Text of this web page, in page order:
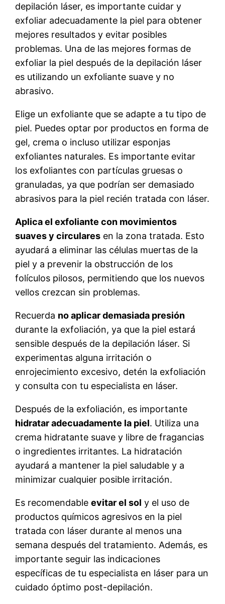
depilación láser, es importante cuidar y
exfoliar adecuadamente la piel para obtener
mejores resultados y evitar posibles
problemas. Una de las mejores formas de
exfoliar la piel después de la depilación láser
es utilizando un exfoliante suave y no
abrasivo.
Elige un exfoliante que se adapte a tu tipo de
piel. Puedes optar por productos en forma de
gel, crema o incluso utilizar esponjas
exfoliantes naturales. Es importante evitar
los exfoliantes con partículas gruesas o
granuladas, ya que podrían ser demasiado
abrasivos para la piel recién tratada con láser.
Aplica el exfoliante con movimientos
suaves y circulares en la zona tratada. Esto
ayudará a eliminar las células muertas de la
piel y a prevenir la obstrucción de los
folículos pilosos, permitiendo que los nuevos
vellos crezcan sin problemas.
Recuerda no aplicar demasiada presión
durante la exfoliación, ya que la piel estará
sensible después de la depilación láser. Si
experimentas alguna irritación o
enrojecimiento excesivo, detén la exfoliación
y consulta con tu especialista en láser.
Después de la exfoliación, es importante
hidratar adecuadamente la piel. Utiliza una
crema hidratante suave y libre de fragancias
o ingredientes irritantes. La hidratación
ayudará a mantener la piel saludable y a
minimizar cualquier posible irritación.
Es recomendableevitar el sol y el uso de
productos químicos agresivos en la piel
tratada con láser durante al menos una
semana después del tratamiento. Además, es
importante seguir las indicaciones
específicas de tu especialista en láser para un
cuidado óptimo post-depilación.